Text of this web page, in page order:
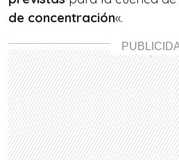
de concentración«.